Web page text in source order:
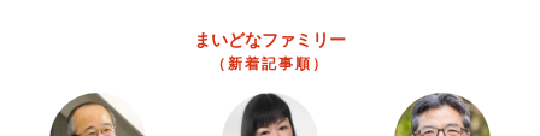
「実は日本では飼育されている動物園がとても少ないう
だと思います。卵の殻はとてもかたく、表面はデコボコし
まいどなファミリー
（新着記事順）